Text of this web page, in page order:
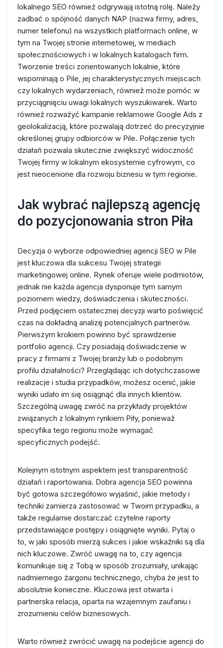
lokalnego SEO również odgrywają istotną rolę. Należy
zadbać o spójność danych NAP (nazwa firmy, adres,
numer telefonu) na wszystkich platformach online, w
tym na Twojej stronie internetowej, w mediach
społecznościowych i w lokalnych katalogach firm.
Tworzenie treści zorientowanych lokalnie, które
wspominają o Pile, jej charakterystycznych miejscach
czy lokalnych wydarzeniach, również może pomóc w
przyciągnięciu uwagi lokalnych wyszukiwarek. Warto
również rozważyć kampanie reklamowe Google Ads z
geolokalizacją, które pozwalają dotrzeć do precyzyjnie
określonej grupy odbiorców w Pile. Połączenie tych
działań pozwala skutecznie zwiększyć widoczność
Twojej firmy w lokalnym ekosystemie cyfrowym, co
jest nieocenione dla rozwoju biznesu w tym regionie.
Jak wybrać najlepszą agencję
do pozycjonowania stron Piła
Decyzja o wyborze odpowiedniej agencji SEO w Pile
jest kluczowa dla sukcesu Twojej strategii
marketingowej online. Rynek oferuje wiele podmiotów,
jednak nie każda agencja dysponuje tym samym
poziomem wiedzy, doświadczenia i skuteczności.
Przed podjęciem ostatecznej decyzji warto poświęcić
czas na dokładną analizę potencjalnych partnerów.
Pierwszym krokiem powinno być sprawdzenie
portfolio agencji. Czy posiadają doświadczenie w
pracy z firmami z Twojej branży lub o podobnym
profilu działalności? Przeglądając ich dotychczasowe
realizacje i studia przypadków, możesz ocenić, jakie
wyniki udało im się osiągnąć dla innych klientów.
Szczególną uwagę zwróć na przykłady projektów
związanych z lokalnym rynkiem Piły, ponieważ
specyfika tego regionu może wymagać
specyficznych podejść.
Kolejnym istotnym aspektem jest transparentność
działań i raportowania. Dobra agencja SEO powinna
być gotowa szczegółowo wyjaśnić, jakie metody i
techniki zamierza zastosować w Twoim przypadku, a
także regularnie dostarczać czytelne raporty
przedstawiające postępy i osiągnięte wyniki. Pytaj o
to, w jaki sposób mierzą sukces i jakie wskaźniki są dla
nich kluczowe. Zwróć uwagę na to, czy agencja
komunikuje się z Tobą w sposób zrozumiały, unikając
nadmiernego żargonu technicznego, chyba że jest to
absolutnie konieczne. Kluczowa jest otwarta i
partnerska relacja, oparta na wzajemnym zaufaniu i
zrozumieniu celów biznesowych.
Warto również zwrócić uwagę na podejście agencji do